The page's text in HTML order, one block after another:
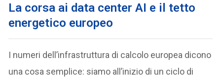
La corsa ai data center AI e il tetto
energetico europeo
I numeri dell’infrastruttura di calcolo europea dicono
una cosa semplice: siamo all’inizio di un ciclo di